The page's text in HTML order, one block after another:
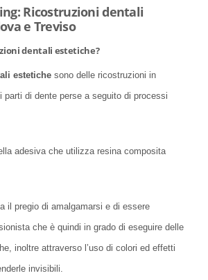
Ricostruzioni dentali
e Treviso
dentali estetiche?
estetiche sono delle ricostruzioni in
parti di dente perse a seguito di processi
adesiva che utilizza resina composita
il pregio di amalgamarsi e di essere
che è quindi in grado di eseguire delle
inoltre attraverso l’uso di colori ed effetti
invisibili.